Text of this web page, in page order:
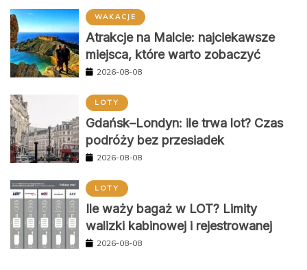
WAKACJE
Atrakcje na Malcie: najciekawsze
miejsca, które warto zobaczyć
2026-08-08
LOTY
Gdańsk–Londyn: ile trwa lot? Czas
podróży bez przesiadek
2026-08-08
LOTY
Ile waży bagaż w LOT? Limity
walizki kabinowej i rejestrowanej
2026-08-08